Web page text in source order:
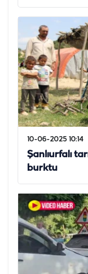
10-06-2025 10:14
Şanlıurfalı
burktu